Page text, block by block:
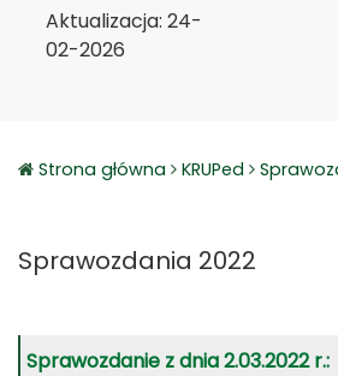
Aktualizacja: 24-
02-2026
Strona główna KRUPed
Sprawozdania 2022
Sprawozdanie z dnia 2.03.2022 r.: